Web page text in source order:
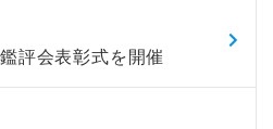
評会表彰式を開催